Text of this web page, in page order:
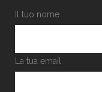
Il tuo nome
La tua email